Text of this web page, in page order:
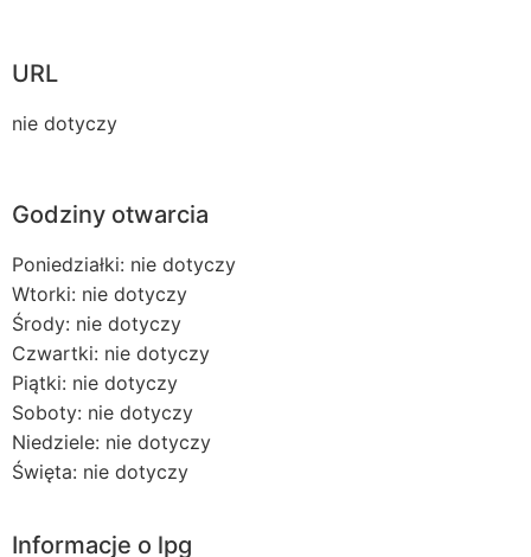
URL
nie dotyczy
Godziny otwarcia
Poniedziałki: nie dotyczy
Wtorki: nie dotyczy
Środy: nie dotyczy
Czwartki: nie dotyczy
Piątki: nie dotyczy
Soboty: nie dotyczy
Niedziele: nie dotyczy
Święta: nie dotyczy
Informacje o lpg